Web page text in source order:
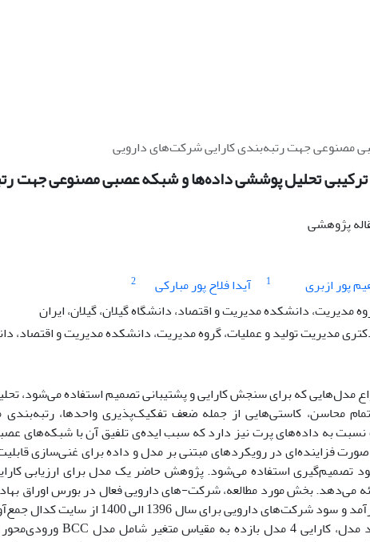
مصنوعی جهت رتبه‌بندی کارایی شرکت‌های دارویی
ترکیبی تحلیل پوششی داده‌ها و شبکه عصبی مصنوعی جهت
پژوهشی
پور ازبری
1 آیدا فلاح پور مبارکی
2
مدیریت، دانشکده مدیریت و اقتصاد، دانشگاه گیلان، گیلان، ایران
مدیریت تولید و عملیات، گروه مدیریت، دانشکده مدیریت و اقتصاد،
مدل‌هایی که برای سنجش کارایی و پشتیبانی تصمیم استفاده می‌شود،
محاسن، کاستی‌هایی از جمله ضعف تفکیک‌پذیری واحدها،
به داده‌های پرت نیز دارد که سبب ایده‌ی تلفیق آن با شبکه‌های
فزاینده‌ای در رویکرد‌های مبتنی بر مدل و داده برای غنی‌سازی
تصمیم‌گیری استفاده‌ می‌شود. پژوهش حاضر یک مدل برای ارزیابی
می‌دهد. بخش مورد مطالعه، شرکت-های دارویی فعال در بورس اوراق
هزینه، درآمد و سود شرکت‌های دارویی